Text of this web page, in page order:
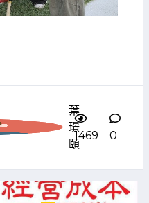
葉
璟
頤
1469 0